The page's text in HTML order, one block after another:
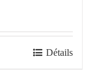
Détails